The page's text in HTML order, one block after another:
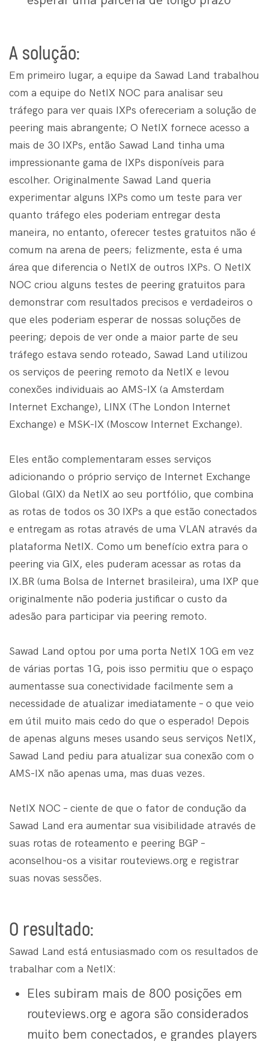
A solução:
Em primeiro lugar, a equipe da Sawad Land trabalhou
com a equipe do NetIX NOC para analisar seu
tráfego para ver quais IXPs ofereceriam a solução de
peering mais abrangente; O NetIX fornece acesso a
mais de 30 IXPs, então Sawad Land tinha uma
impressionante gama de IXPs disponíveis para
escolher. Originalmente Sawad Land queria
experimentar alguns IXPs como um teste para ver
quanto tráfego eles poderiam entregar desta
maneira, no entanto, oferecer testes gratuitos não é
comum na arena de peers; felizmente, esta é uma
área que diferencia o NetIX de outros IXPs. O NetIX
NOC criou alguns testes de peering gratuitos para
demonstrar com resultados precisos e verdadeiros o
que eles poderiam esperar de nossas soluções de
peering; depois de ver onde a maior parte de seu
tráfego estava sendo roteado, Sawad Land utilizou
os serviços de peering remoto da NetIX e levou
conexões individuais ao AMS-IX (a Amsterdam
Internet Exchange), LINX (The London Internet
Exchange) e MSK-IX (Moscow Internet Exchange).
Eles então complementaram esses serviços
adicionando o próprio serviço de Internet Exchange
Global (GIX) da NetIX ao seu portfólio, que combina
as rotas de todos os 30 IXPs a que estão conectados
e entregam as rotas através de uma VLAN através da
plataforma NetIX. Como um benefício extra para o
peering via GIX, eles puderam acessar as rotas da
IX.BR (uma Bolsa de Internet brasileira), uma IXP que
originalmente não poderia justificar o custo da
adesão para participar via peering remoto.
Sawad Land optou por uma porta NetIX 10G em vez
de várias portas 1G, pois isso permitiu que o espaço
aumentasse sua conectividade facilmente sem a
necessidade de atualizar imediatamente – o que veio
em útil muito mais cedo do que o esperado! Depois
de apenas alguns meses usando seus serviços NetIX,
Sawad Land pediu para atualizar sua conexão com o
AMS-IX não apenas uma, mas duas vezes.
NetIX NOC – ciente de que o fator de condução da
Sawad Land era aumentar sua visibilidade através de
suas rotas de roteamento e peering BGP –
aconselhou-os a visitar routeviews.org e registrar
suas novas sessões.
O resultado:
Sawad Land está entusiasmado com os resultados de
trabalhar com a NetIX:
Eles subiram mais de 800 posições em
routeviews.org e agora são considerados
muito bem conectados, e grandes players